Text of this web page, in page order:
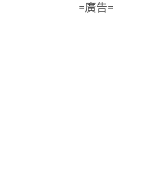
=廣告=